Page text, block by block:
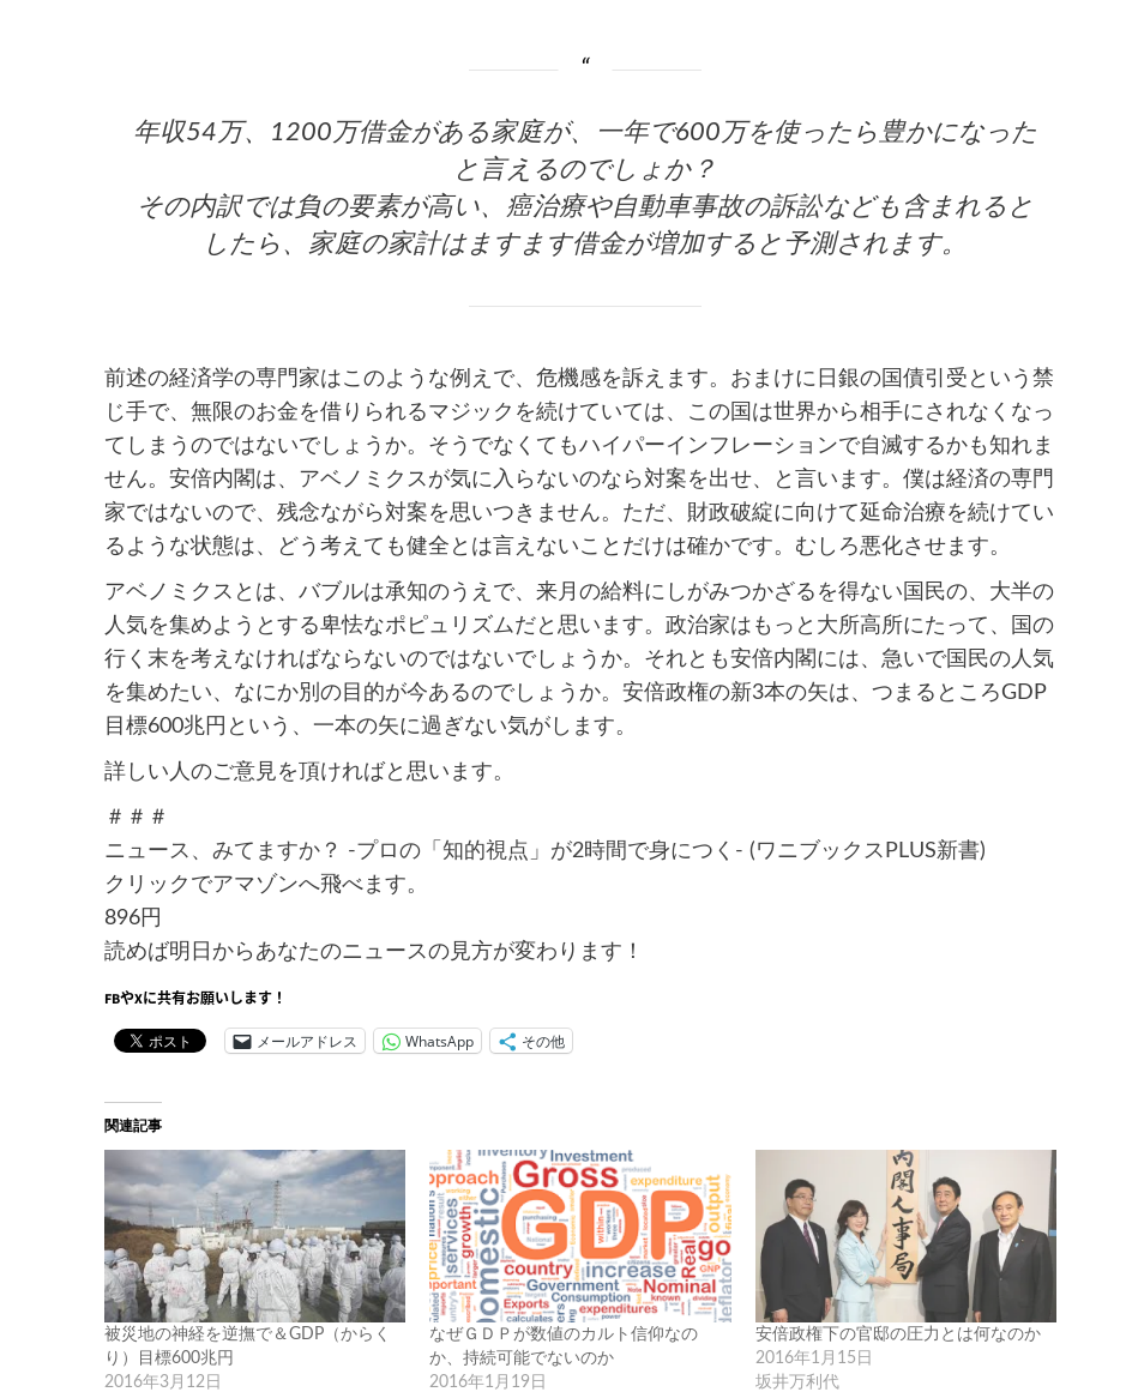
年収54万、1200万借金がある家庭が、一年で600万を使ったら豊かになった
と言えるのでしょか？
その内訳では負の要素が高い、癌治療や自動車事故の訴訟なども含まれると
したら、家庭の家計はますます借金が増加すると予測されます。
前述の経済学の専門家はこのような例えで、危機感を訴えます。おまけに日銀の国債引受という禁
じ手で、無限のお金を借りられるマジックを続けていては、この国は世界から相手にされなくなっ
てしまうのではないでしょうか。そうでなくてもハイパーインフレーションで自滅するかも知れま
せん。安倍内閣は、アベノミクスが気に入らないのなら対案を出せ、と言います。僕は経済の専門
家ではないので、残念ながら対案を思いつきません。ただ、財政破綻に向けて延命治療を続けてい
るような状態は、どう考えても健全とは言えないことだけは確かです。むしろ悪化させます。
アベノミクスとは、バブルは承知のうえで、来月の給料にしがみつかざるを得ない国民の、大半の
人気を集めようとする卑怯なポピュリズムだと思います。政治家はもっと大所高所にたって、国の
行く末を考えなければならないのではないでしょうか。それとも安倍内閣には、急いで国民の人気
を集めたい、なにか別の目的が今あるのでしょうか。安倍政権の新3本の矢は、つまるところGDP
目標600兆円という、一本の矢に過ぎない気がします。
詳しい人のご意見を頂ければと思います。
＃＃＃
ニュース、みてますか？ -プロの「知的視点」が2時間で身につく- (ワニブックスPLUS新書)
クリックでアマゾンへ飛べます。
896円
読めば明日からあなたのニュースの見方が変わります！
FBやXに共有お願いします！
メールアドレス WhatsApp その他
関連記事
被災地の神経を逆撫で＆GDP（からく
り）目標600兆円
2016年3月12日
なぜＧＤＰが数値のカルト信仰なの
か、持続可能でないのか
2016年1月19日
安倍政権下の官邸の圧力とは何なのか
2016年1月15日
坂井万利代